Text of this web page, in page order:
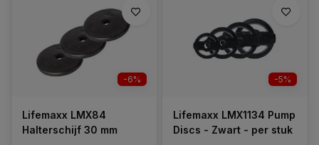
Ten overvloede melden we nogmaals dat deze schijven dus
echt alleen geschikt zijn voor 25 tot 30 mm halterstangen. Kijk
dus altijd goed naar de diameter van de halterstang en
halterschijven zodat je zeker weet dat deze met elkaar te
gebruiken zijn. De schijven welke wij aanbieden zijn met voor
pump-sets. Halterschijven en bumperplates leveren wij verder
-6%
Lifemaxx LMX84
Halterschijf 30 mm
-5%
Lifemaxx LMX1134 Pump
Discs - Zwart - per stuk